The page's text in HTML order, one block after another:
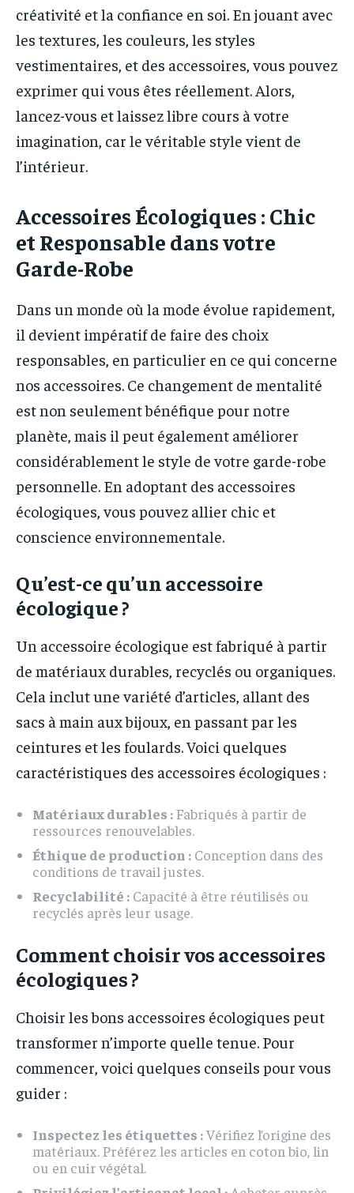
créativité et la confiance en soi. En jouant avec
les textures, les couleurs, les styles
vestimentaires, et des accessoires, vous pouvez
exprimer qui vous êtes réellement. Alors,
lancez-vous et laissez libre cours à votre
imagination, car le véritable style vient de
l’intérieur.
Accessoires Écologiques : Chic
et Responsable dans votre
Garde-Robe
Dans un monde où la mode évolue rapidement,
il devient impératif de faire des choix
responsables, en particulier en ce qui concerne
nos accessoires. Ce changement de mentalité
est non seulement bénéfique pour notre
planète, mais il peut également améliorer
considérablement le style de votre garde-robe
personnelle. En adoptant des accessoires
écologiques, vous pouvez allier chic et
conscience environnementale.
Qu’est-ce qu’un accessoire
écologique ?
Un accessoire écologique est fabriqué à partir
de matériaux durables, recyclés ou organiques.
Cela inclut une variété d’articles, allant des
sacs à main aux bijoux, en passant par les
ceintures et les foulards. Voici quelques
caractéristiques des accessoires écologiques :
Matériaux durables :Fabriqués à partir de
ressources renouvelables.
Éthique de production : Conception dans des
conditions de travail justes.
Recyclabilité : Capacité à être réutilisés ou
recyclés après leur usage.
Comment choisir vos accessoires
écologiques ?
Choisir les bons accessoires écologiques peut
transformer n’importe quelle tenue. Pour
commencer, voici quelques conseils pour vous
guider :
Inspectez les étiquettes :Vérifiez l’origine des
matériaux. Préférez les articles en coton bio, lin
ou en cuir végétal.